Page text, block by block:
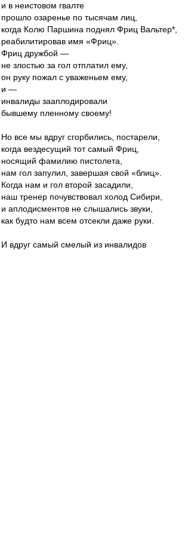
и в неистовом гвалте
прошло озаренье по тысячам лиц,
когда Колю Паршина поднял Фриц Вальтер*,
реабилитировав имя «Фриц».
Фриц дружбой —
не злостью за гол отплатил ему,
он руку пожал с уваженьем ему,
и —
инвалиды зааплодировали
бывшему пленному своему!
Но все мы вдруг сгорбились, постарели,
когда вездесущий тот самый Фриц,
носящий фамилию пистолета,
нам гол запулил, завершая свой «блиц».
Когда нам и гол второй засадили,
наш тренер почувствовал холод Сибири,
и аплодисментов не слышались звуки,
как будто нам всем отсекли даже руки.
И вдруг самый смелый из инвалидов